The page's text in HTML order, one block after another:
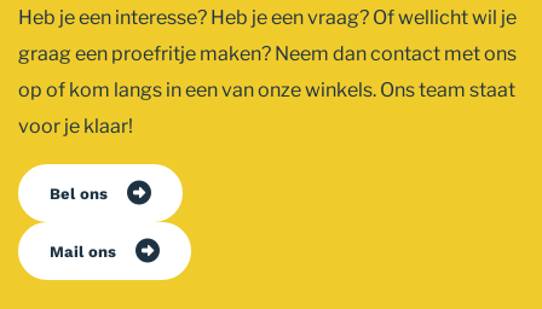
Heb je een interesse? Heb je een vraag? Of wellicht wil je
graag een proefritje maken? Neem dan contact met ons
op of kom langs in een van onze winkels. Ons team staat
voor je klaar!
Bel ons
Mail ons